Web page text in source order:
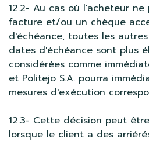
12.2- Au cas où l'acheteur
facture et/ou un chèque
d'échéance, toutes les
dates d'échéance sont plus
considérées comme
et Politejo S.A. pourra
mesures d'exécution
12.3- Cette décision peut
lorsque le client a des